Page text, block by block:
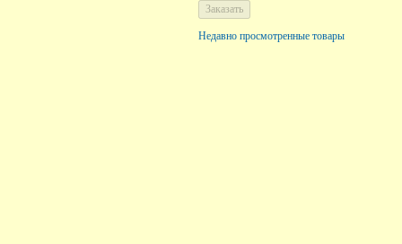
Недавно просмотренные товары